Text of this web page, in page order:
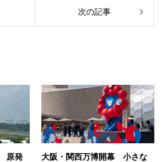
次の記事
原発
大阪・関西万博開幕 小さな